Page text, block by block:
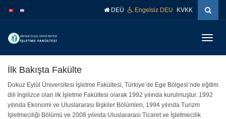
atla
atla
DEÜ Engelsiz DEU KVKK
İlk Bakışta Fakülte
Dokuz Eylül Üniversitesi İşletme Fakültesi, Türkiye’de Ege Bölgesi’nde eğitim
dili İngilizce olan ilk İşletme Fakültesi olarak 1992 yılında kurulmuştur. 1992
yılında Ekonomi ve Uluslararası İlişkiler Bölümleri, 1994 yılında Turizm
İşletmeciliği Bölümü ve 2008 yılında Uluslararası Ticaret ve İşletmecilik